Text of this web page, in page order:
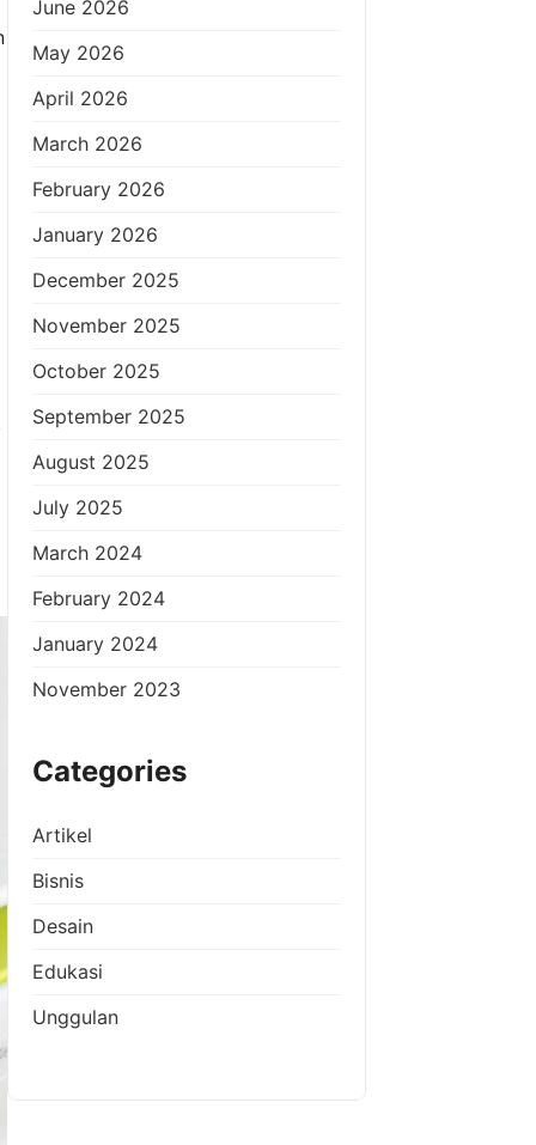
June 2026
May 2026
April 2026
March 2026
February 2026
January 2026
December 2025
November 2025
October 2025
September 2025
August 2025
July 2025
March 2024
February 2024
January 2024
November 2023
Categories
Artikel
Bisnis
Desain
Edukasi
Unggulan